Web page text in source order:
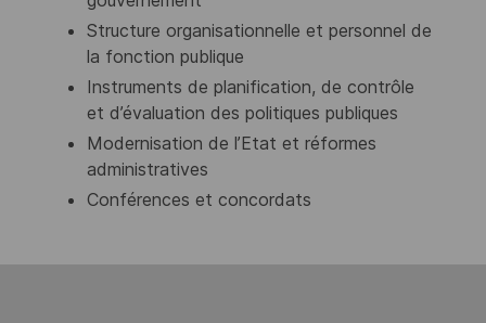
Structure organisationnelle et personnel de
la fonction publique
Instruments de planification, de contrôle
et d’évaluation des politiques publiques
Modernisation de l’Etat et réformes
administratives
Conférences et concordats